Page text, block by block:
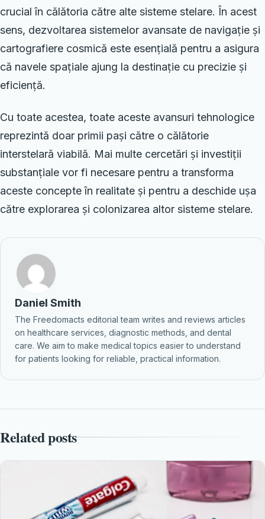
crucial în călătoria către alte sisteme stelare. În acest
sens, dezvoltarea sistemelor avansate de navigație și
cartografiere cosmică este esențială pentru a asigura
că navele spațiale ajung la destinație cu precizie și
eficiență.
Cu toate acestea, toate aceste avansuri tehnologice
reprezintă doar primii pași către o călătorie
interstelară viabilă. Mai multe cercetări și investiții
substanțiale vor fi necesare pentru a transforma
aceste concepte în realitate și pentru a deschide ușa
către explorarea și colonizarea altor sisteme stelare.
Daniel Smith
The Freedomacts editorial team writes and reviews articles
on healthcare services, diagnostic methods, and dental
care. We aim to make medical topics easier to understand
for patients looking for reliable, practical information.
Related posts